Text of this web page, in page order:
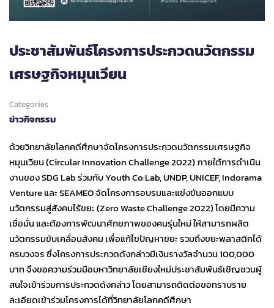
ประชาสัมพันธ์โครงการประกวดนวัตกรรม
เศรษฐกิจหมุนเวียน
Categories
ข่าวกิจกรรม
ด้วยวิทยาลัยโลกคดีศึกษาจัดโครงการประกวดนวัตกรรมเศรษฐกิจ
หมุนเวียน (Circular Innovation Challenge 2022) ภายใต้การดำเนิน
งานของ SDG Lab ร่วมกับ Youth Co:Lab, UNDP, UNICEF, Indorama
Venture และ SEAMEO จัดโครงการอบรมและแข่งขันออกแบบ
นวัตกรรมสู่สังคมไร้ขยะ (Zero Waste Challenge 2022) โดยมีความ
เชื่อมั่น และต้องการพัฒนาศักยภาพของคนรุ่นใหม่ ให้สามารถผลิต
นวัตกรรมขับเคลื่อนสังคม เพื่อแก้ไขปัญหาขยะ รวมถึงขยะพลาสติกได้
ครบวงจร ซึ่งโครงการประกวดดังกล่าวมีเงินรางวัลจำนวน 100,000
บาท จึงขอความร่วมมือมหาวิทยาลัยเชียงใหม่ประชาสัมพันธ์เชิญชวนผู้
สนใจเข้าร่วมการประกวดดังกล่าว โดยสามารถติดต่อขอทราบราย
ละเอียดเข้าร่วมโครงการได้ที่วิทยาลัยโลกคดีศึกษา